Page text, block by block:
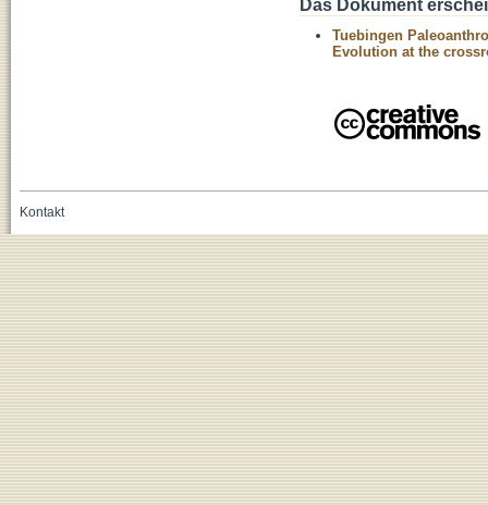
Das Dokument
Tuebingen
Evolution at the
Kontakt